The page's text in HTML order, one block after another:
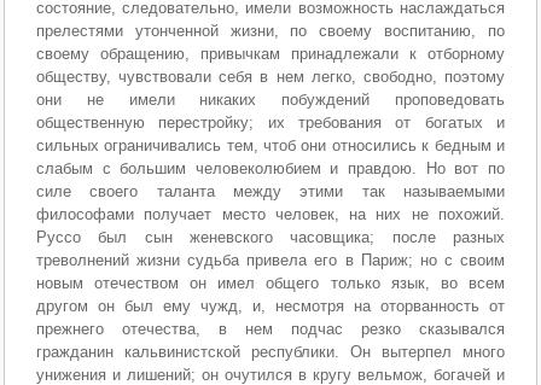
состояние, следовательно, имели возможность наслаждаться
прелестями утонченной жизни, по своему воспитанию, по
своему обращению, привычкам принадлежали к отборному
обществу, чувствовали себя в нем легко, свободно, поэтому
они не имели никаких побуждений проповедовать
общественную перестройку; их требования от богатых и
сильных ограничивались тем, чтоб они относились к бедным и
слабым с большим человеколюбием и правдою. Но вот по
силе своего таланта между этими так называемыми
философами получает место человек, на них не похожий.
Руссо был сын женевского часовщика; после разных
треволнений жизни судьба привела его в Париж; но с своим
новым отечеством он имел общего только язык, во всем
другом он был ему чужд, и, несмотря на оторванность от
прежнего отечества, в нем подчас резко сказывался
гражданин кальвинистской республики. Он вытерпел много
унижения и лишений; он очутился в кругу вельмож, богачей и